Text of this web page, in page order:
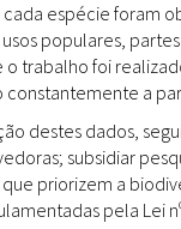
espécie foram
populares,
trabalho foi
a
destes dados,
subsidiar
priorizem a
pela Lei